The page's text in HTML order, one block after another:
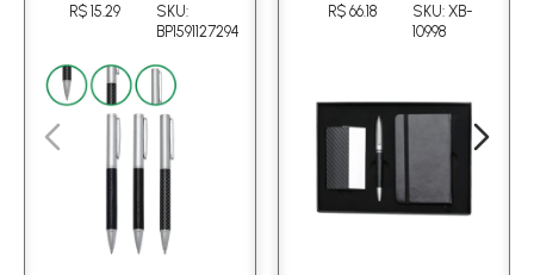
R$ 15.29
SKU:
BP1591127294
R$ 66.18
SKU: XB-
10998